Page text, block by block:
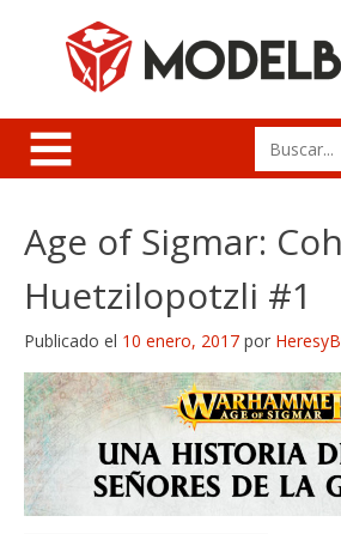
Search
for:
Age of Sigmar:
Huetzilopotzli #1
Publicado el 10 enero, 2017 por